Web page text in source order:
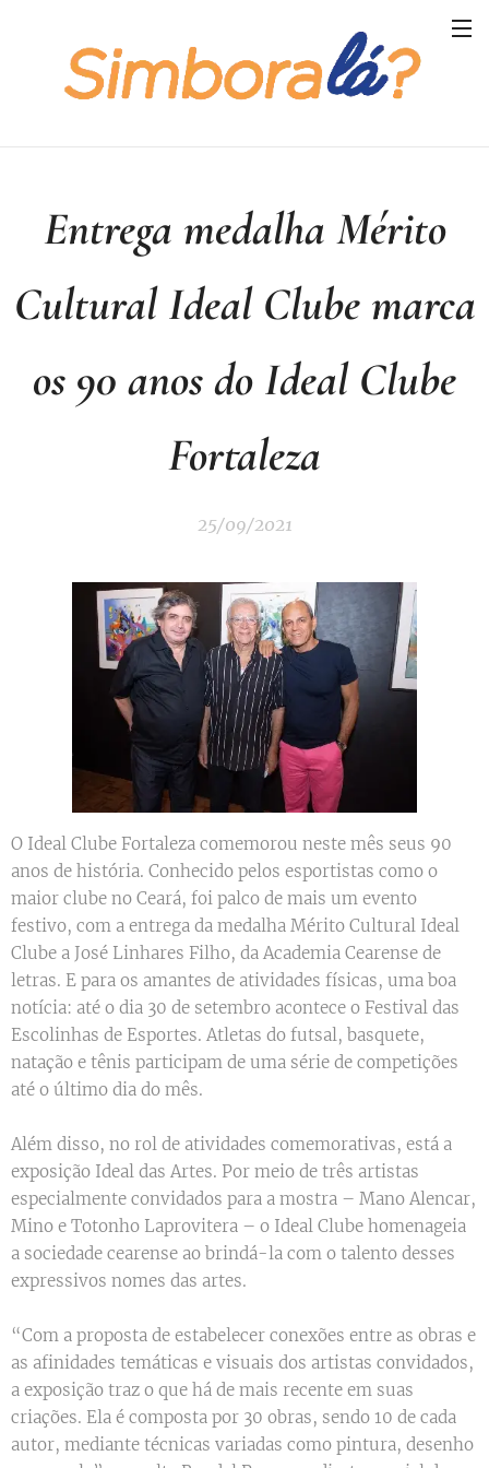
Entrega medalha Mérito
Cultural Ideal Clube marca
os 90 anos do Ideal Clube
Fortaleza
25/09/2021
O Ideal Clube Fortaleza comemorou neste mês seus 90
anos de história. Conhecido pelos esportistas como o
maior clube no Ceará, foi palco de mais um evento
festivo, com a entrega da medalha Mérito Cultural Ideal
Clube a José Linhares Filho, da Academia Cearense de
letras. E para os amantes de atividades físicas, uma boa
notícia: até o dia 30 de setembro acontece o Festival das
Escolinhas de Esportes. Atletas do futsal, basquete,
natação e tênis participam de uma série de competições
até o último dia do mês.
Além disso, no rol de atividades comemorativas, está a
exposição Ideal das Artes. Por meio de três artistas
especialmente convidados para a mostra – Mano Alencar,
Mino e Totonho Laprovitera – o Ideal Clube homenageia
a sociedade cearense ao brindá-la com o talento desses
expressivos nomes das artes.
“Com a proposta de estabelecer conexões entre as obras e
as afinidades temáticas e visuais dos artistas convidados,
a exposição traz o que há de mais recente em suas
criações. Ela é composta por 30 obras, sendo 10 de cada
autor, mediante técnicas variadas como pintura, desenho